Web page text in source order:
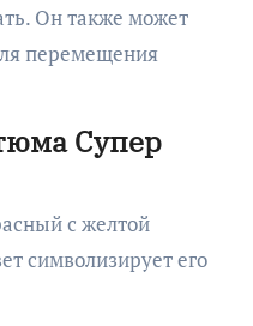
Он также может
перемещения
Супер
с желтой
символизирует его